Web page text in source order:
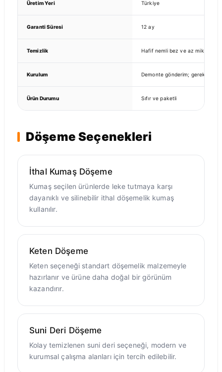
Üretim Yeri Türkiye
Garanti Süresi 12 ay
Temizlik Hafif nemli bez ve az miktarda
Kurulum Demonte gönderim; gerekli
Ürün Durumu Sıfır ve paketli
Döşeme Seçenekleri
İthal Kumaş Döşeme
Kumaş seçilen ürünlerde leke tutmaya karşı
dayanıklı ve silinebilir ithal döşemelik kumaş
kullanılır.
Keten Döşeme
Keten seçeneği standart döşemelik malzemeyle
hazırlanır ve ürüne daha doğal bir görünüm
kazandırır.
Suni Deri Döşeme
Kolay temizlenen suni deri seçeneği, modern ve
kurumsal çalışma alanları için tercih edilebilir.